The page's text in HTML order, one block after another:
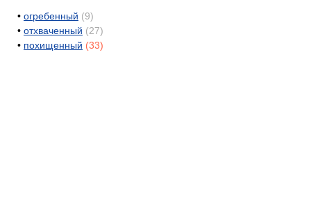
• огребенный (9)
• отхваченный (27)
• похищенный (33)